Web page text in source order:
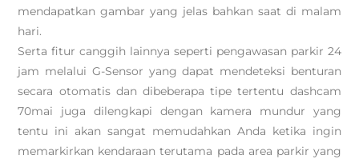
mendapatkan gambar yang jelas bahkan saat di malam
hari.
Serta fitur canggih lainnya seperti pengawasan parkir 24
jam melalui G-Sensor yang dapat mendeteksi benturan
secara otomatis dan dibeberapa tipe tertentu dashcam
70mai juga dilengkapi dengan kamera mundur yang
tentu ini akan sangat memudahkan Anda ketika ingin
memarkirkan kendaraan terutama pada area parkir yang